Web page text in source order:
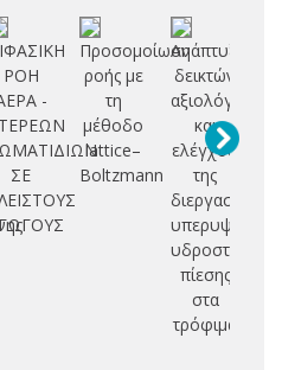
ΡΟΗ
-
ΣΕ
Προσομοίωση
ροής με
τη
μέθοδο
lattice–
Boltzmann
Ανάπτυξη
δεικτών
αξιολόγησης
και
ελέγχου
της
διεργασίας
υπερυψηλής
υδροστατικής
πίεσης
στα
τρόφιμα